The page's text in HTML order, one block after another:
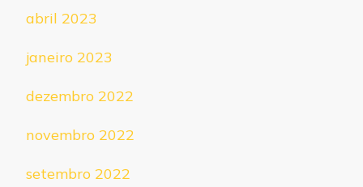
abril 2023
janeiro 2023
dezembro 2022
novembro 2022
setembro 2022